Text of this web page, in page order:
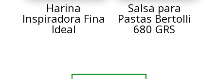
Harina
Inspiradora Fina
Ideal
Salsa para
Pastas Bertolli
680 GRS